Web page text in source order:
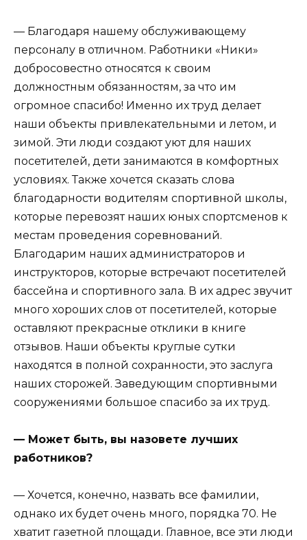
— Благодаря нашему обслуживающему
персоналу в отличном. Работники «Ники»
добросовестно относятся к своим
должностным обязанностям, за что им
огромное спасибо! Именно их труд делает
наши объекты привлекательными и летом, и
зимой. Эти люди создают уют для наших
посетителей, дети занимаются в комфортных
условиях. Также хочется сказать слова
благодарности водителям спортивной школы,
которые перевозят наших юных спортсменов к
местам проведения соревнований.
Благодарим наших администраторов и
инструкторов, которые встречают посетителей
бассейна и спортивного зала. В их адрес звучит
много хороших слов от посетителей, которые
оставляют прекрасные отклики в книге
отзывов. Наши объекты круглые сутки
находятся в полной сохранности, это заслуга
наших сторожей. Заведующим спортивными
сооружениями большое спасибо за их труд.
— Может быть, вы назовете лучших
работников?
— Хочется, конечно, назвать все фамилии,
однако их будет очень много, порядка 70. Не
хватит газетной площади. Главное, все эти люди